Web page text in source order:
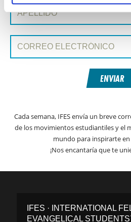
Apellido:
Correo electrónico:
ENVIAR
Cada semana, IFES envía un breve
de los movimientos estudiantiles y el
mundo para inspirarte
¡Nos encantaría que te
IFES · INTERNATIONAL
EVANGELICAL STUDENTS